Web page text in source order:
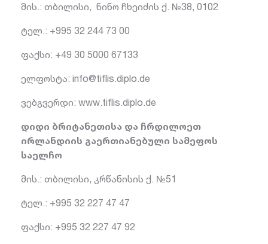
მის.: თბილისი, ნინო ჩხეიძის ქ. №38, 0102
ტელ.: +995 32 244 73 00
ფაქსი: +49 30 5000 67133
ელფოსტა: info@tiflis.diplo.de
ვებგვერდი: www.tiflis.diplo.de
დიდი ბრიტანეთისა და ჩრდილოეთ
ირლანდიის გაერთიანებული სამეფოს
საელჩო
მის.: თბილისი, კრწანისის ქ. №51
ტელ.: +995 32 227 47 47
ფაქსი: +995 32 227 47 92